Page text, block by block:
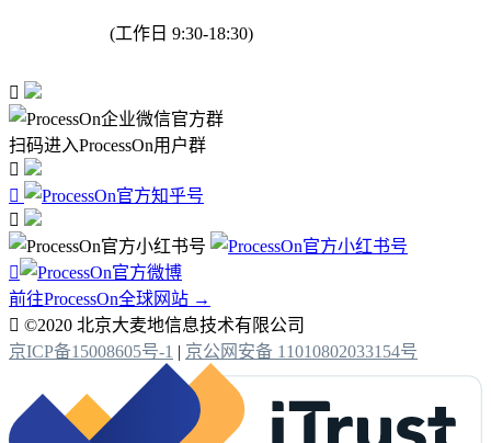
(工作日 9:30-18:30)

扫码进入ProcessOn用户群




前往ProcessOn全球网站 →
 ©2020 北京大麦地信息技术有限公司
京ICP备15008605号-1 | 京公网安备 11010802033154号